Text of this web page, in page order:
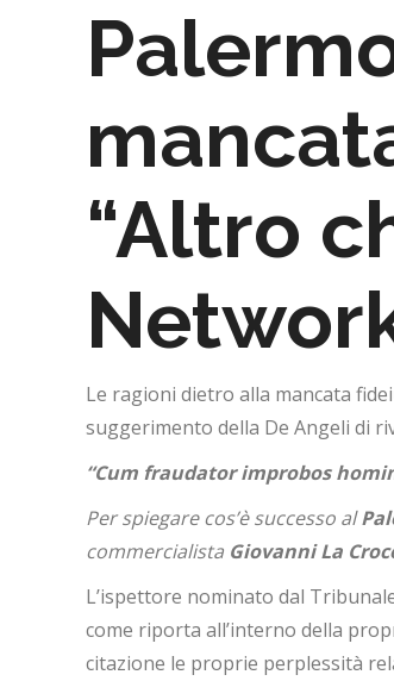
“Altro
Le ragioni dietro alla mancata
suggerimento della De Angeli di
“Cum fraudator improbos
Per spiegare cos’è successo al
commercialista Giovanni La
L’ispettore nominato dal
come riporta all’interno della
citazione le proprie perplessità